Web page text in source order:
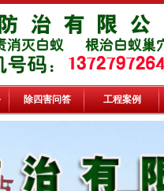
除四害问答 工程案例